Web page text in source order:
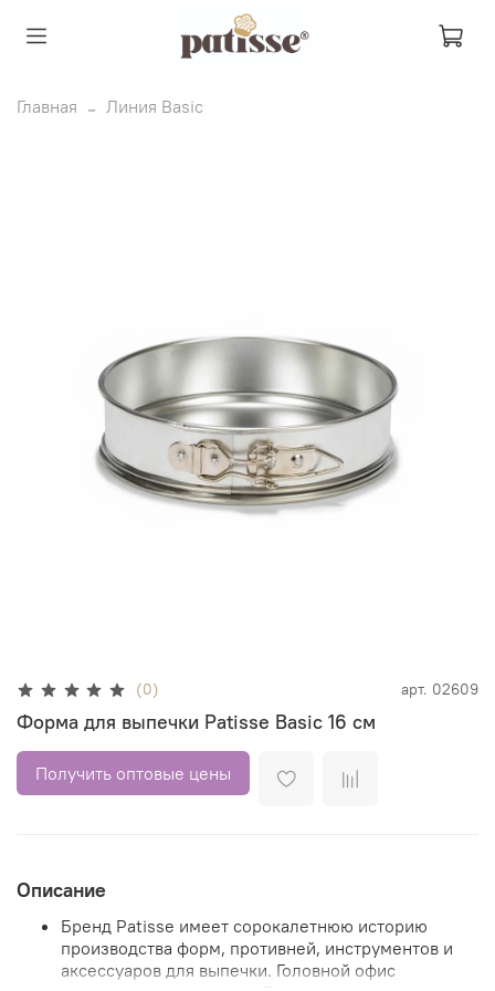
Главная Линия Basic
(0) арт. 02609
Форма для выпечки Patisse Basic 16 см
Получить оптовые цены
Описание
Бренд Patisse имеет сорокалетнюю историю
производства форм, противней, инструментов и
аксессуаров для выпечки. Головной офис